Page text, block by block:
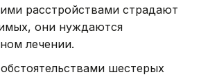
расстройствами страдают
они нуждаются
лечении.
шестерых